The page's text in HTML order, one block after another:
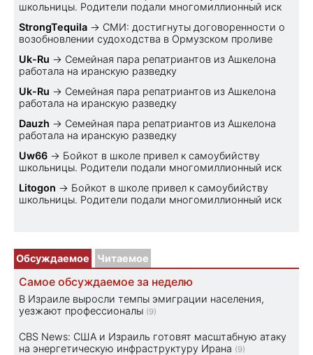
школьницы. Родители подали многомиллионный иск
StrongTequila → СМИ: достигнуты договоренности о
возобновлении судоходства в Ормузском проливе
Uk-Ru → Семейная пара репатриантов из Ашкелона
работала на иранскую разведку
Uk-Ru → Семейная пара репатриантов из Ашкелона
работала на иранскую разведку
Dauzh → Семейная пара репатриантов из Ашкелона
работала на иранскую разведку
Uw66 → Бойкот в школе привел к самоубийству
школьницы. Родители подали многомиллионный иск
Litogon → Бойкот в школе привел к самоубийству
школьницы. Родители подали многомиллионный иск
Обсуждаемое Читаемое
Самое обсуждаемое за неделю
В Израиле выросли темпы эмиграции населения,
уезжают профессионалы (9)
CBS News: США и Израиль готовят масштабную атаку
на энергетическую инфраструктуру Ирана (9)